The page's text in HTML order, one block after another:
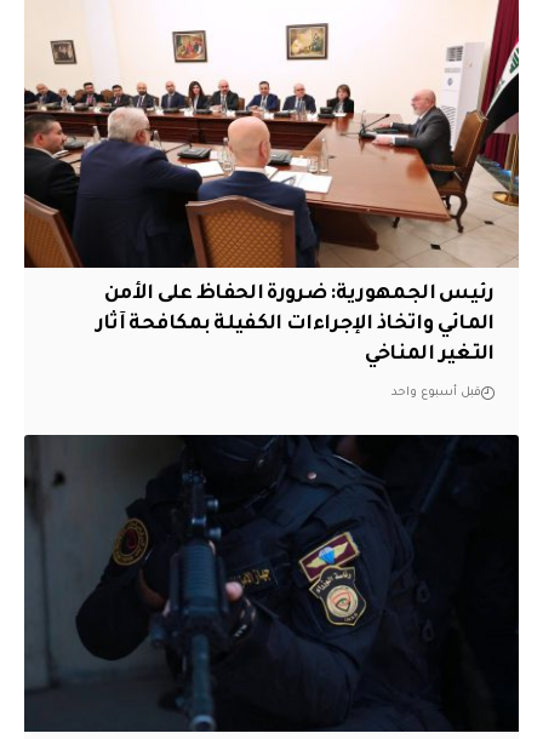
رئيس الجمهورية: ضرورة الحفاظ على الأمن
المائي واتخاذ الإجراءات الكفيلة بمكافحة آثار
التغير المناخي
قبل أسبوع واحد